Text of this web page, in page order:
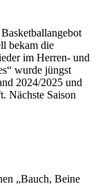
bekam die
im Herren- und
wurde jüngst
2024/2025 und
Nächste Saison
„Bauch, Beine